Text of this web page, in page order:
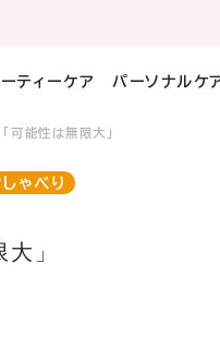
ーティーケア パーソナルケ
可能性は無限大」
ゃべり
」